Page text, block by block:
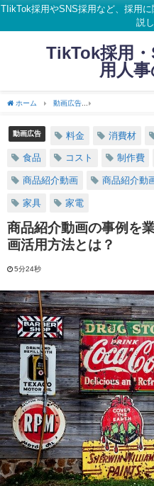
TIikTok採用やSNS採用など、採用
説
TikTok採用
用人
ホーム 動画広告
動画広告 料金 消費材
食品 コスト 制作費
商品紹介動画 商品紹介動
家具 家電
商品紹介動画の事例を
画活用方法とは？
5分24秒